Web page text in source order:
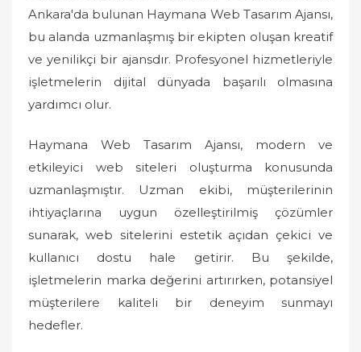
o
Ankara'da bulunan Haymana Web Tasarım Ajansı,
bu alanda uzmanlaşmış bir ekipten oluşan kreatif
ve yenilikçi bir ajansdır. Profesyonel hizmetleriyle
işletmelerin dijital dünyada başarılı olmasına
yardımcı olur.
Haymana Web Tasarım Ajansı, modern ve
etkileyici web siteleri oluşturma konusunda
uzmanlaşmıştır. Uzman ekibi, müşterilerinin
ihtiyaçlarına uygun özelleştirilmiş çözümler
sunarak, web sitelerini estetik açıdan çekici ve
kullanıcı dostu hale getirir. Bu şekilde,
işletmelerin marka değerini artırırken, potansiyel
müşterilere kaliteli bir deneyim sunmayı
hedefler.